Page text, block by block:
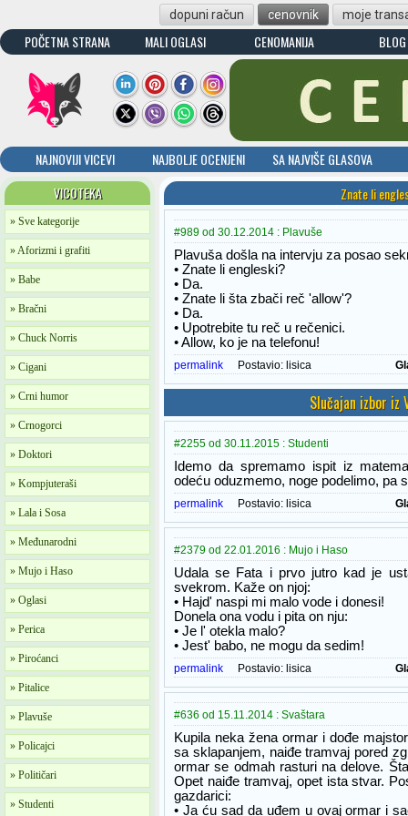
dopuni račun cenovnik moje
POČETNA STRANA MALI OGLASI CENOMANIJA BLOG
NAJNOVIJI VICEVI NAJBOLJE OCENJENI
SA NAJVIŠE GLASOVA
VICOTEKA
» Sve kategorije
» Aforizmi i grafiti
» Babe
» Bračni
» Chuck Norris
» Cigani
» Crni humor
» Crnogorci
» Doktori
» Kompjuteraši
» Lala i Sosa
» Međunarodni
» Mujo i Haso
» Oglasi
» Perica
» Piroćanci
» Pitalice
» Plavuše
» Policajci
» Političari
» Studenti
Znate li
#989 od 30.12.2014 : Plavuše
Plavuša došla na intervju za posao
• Znate li engleski?
• Da.
• Znate li šta zbači reč 'allow'?
• Da.
• Upotrebite tu reč u rečenici.
• Allow, ko je na telefonu!
permalink Postavio: lisica
Slučajan izbor iz
#2255 od 30.11.2015 : Studenti
Idemo da spremamo ispit iz
odeću oduzmemo, noge podelimo, pa
permalink Postavio: lisica
#2379 od 22.01.2016 : Mujo i Haso
Udala se Fata i prvo jutro kad je
svekrom. Kaže on njoj:
• Hajd' naspi mi malo vode i donesi!
Donela ona vodu i pita on nju:
• Je l' otekla malo?
• Jest' babo, ne mogu da sedim!
permalink Postavio: lisica
#636 od 15.11.2014 : Svaštara
Kupila neka žena ormar i dođe
sa sklapanjem, naiđe tramvaj pored
ormar se odmah rasturi na delove.
Opet naiđe tramvaj, opet ista stvar.
gazdarici:
• Ja ću sad da uđem u ovaj ormar i